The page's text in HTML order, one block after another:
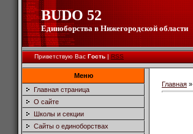
BUDO 52
Единоборства в Нижегородской области
Приветствую Вас Гость|RSS
Меню
Главная страница
О сайте
Школы и секции
Сайты о единоборствах
Главная »